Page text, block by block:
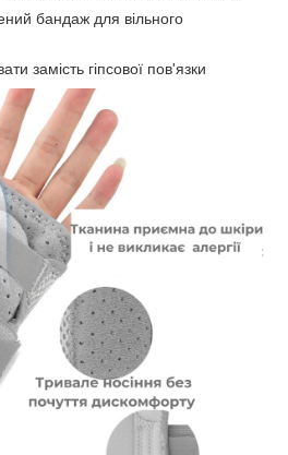
бандаж для вільного
замість гіпсової пов'язки